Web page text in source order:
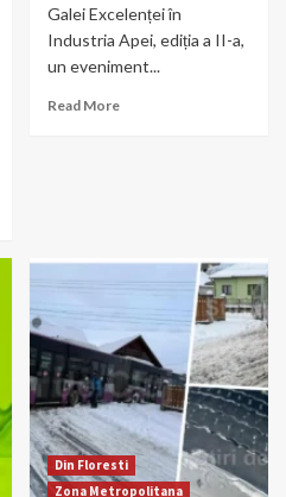
Galei Excelenței în
Industria Apei, ediția a II-a,
un eveniment...
Read More
Din Floresti
Zona Metropolitana